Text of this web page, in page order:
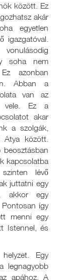
között. Ez
akár
egyetlen
igazgatóval.
soha nem
azonban
Abban a
van az
vele. Ez a
akar
a szolgák,
között.
kapcsolatba
lévő
juttatni egy
akkor egy
így
menni egy
Istennel, és
Egy
legnagyobb
apához. A